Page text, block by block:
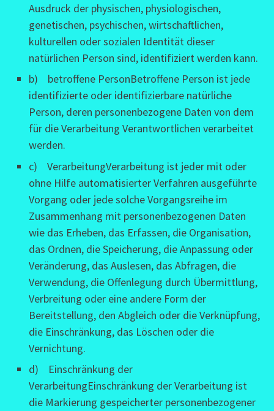
Ausdruck der physischen, physiologischen,
genetischen, psychischen, wirtschaftlichen,
kulturellen oder sozialen Identität dieser
natürlichen Person sind, identifiziert werden kann.
b) betroffene PersonBetroffene Person ist jede
identifizierte oder identifizierbare natürliche
Person, deren personenbezogene Daten von dem
für die Verarbeitung Verantwortlichen verarbeitet
werden.
c) VerarbeitungVerarbeitung ist jeder mit oder
ohne Hilfe automatisierter Verfahren ausgeführte
Vorgang oder jede solche Vorgangsreihe im
Zusammenhang mit personenbezogenen Daten
wie das Erheben, das Erfassen, die Organisation,
das Ordnen, die Speicherung, die Anpassung oder
Veränderung, das Auslesen, das Abfragen, die
Verwendung, die Offenlegung durch Übermittlung,
Verbreitung oder eine andere Form der
Bereitstellung, den Abgleich oder die Verknüpfung,
die Einschränkung, das Löschen oder die
Vernichtung.
d) Einschränkung der
VerarbeitungEinschränkung der Verarbeitung ist
die Markierung gespeicherter personenbezogener